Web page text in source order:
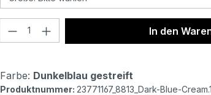
Produkt Anzahl: Gib den
In den
Farbe: Dunkelblau gestreift
Produktnummer: 23771167_8813_Dark-Blue-Cream.1